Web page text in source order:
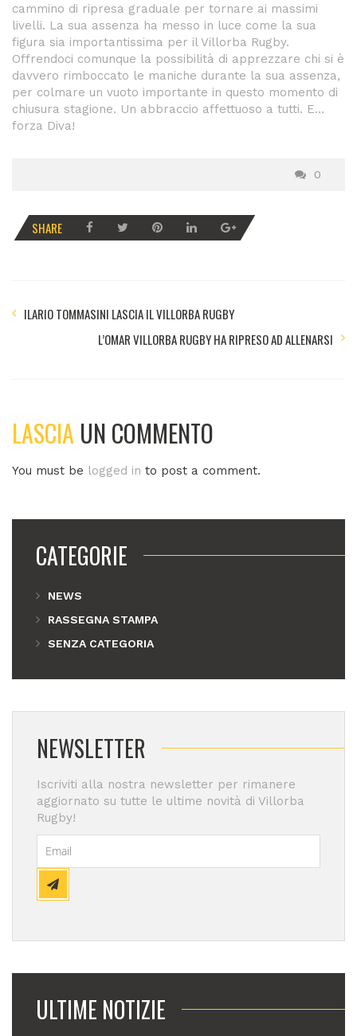
cammino di ripresa graduale per tornare ai massimi
livelli. La sua assenza ha messo in luce come la sua
figura sia importantissima per il Villorba Rugby.
Offrendoci comunque la possibilità di apprezzare chi si è
davvero rimboccato le maniche durante la sua assenza,
per colmare un vuoto importante in questo momento di
chiusura stagione. Un abbraccio affettuoso a tutti. E…
forza Diva!
0
SHARE
ILARIO TOMMASINI LASCIA IL VILLORBA RUGBY
L’OMAR VILLORBA RUGBY HA RIPRESO AD ALLENARSI
LASCIA UN COMMENTO
You must be logged in to post a comment.
CATEGORIE
NEWS
RASSEGNA STAMPA
SENZA CATEGORIA
NEWSLETTER
Iscriviti alla nostra newsletter per rimanere
aggiornato su tutte le ultime novità di Villorba
Rugby!
ULTIME NOTIZIE